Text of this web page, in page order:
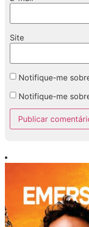
Site
Notifique-me
Notifique-me